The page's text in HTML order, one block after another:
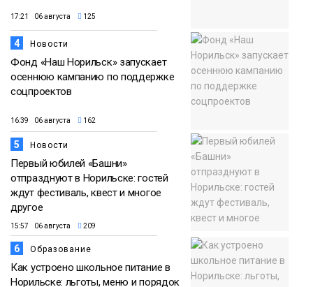
17:21 06 августа 125
4 Новости
Фонд «Наш Норильск» запускает
осеннюю кампанию по поддержке
соцпроектов
16:39 06 августа 162
5 Новости
Первый юбилей «Башни»
отпразднуют в Норильске: гостей
ждут фестиваль, квест и многое
другое
15:57 06 августа 209
6 Образование
Как устроено школьное питание в
Норильске: льготы, меню и порядок